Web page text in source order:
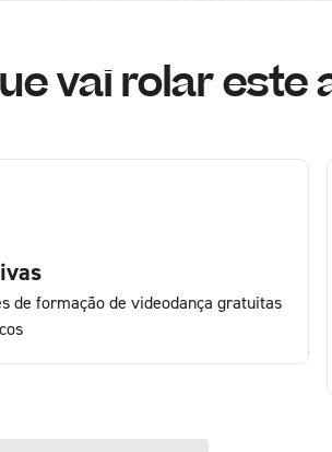
vai rolar este
de formação de videodança gratuitas